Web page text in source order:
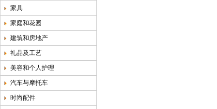
家具
家庭和花园
建筑和房地产
礼品及工艺
美容和个人护理
汽车与摩托车
时尚配件